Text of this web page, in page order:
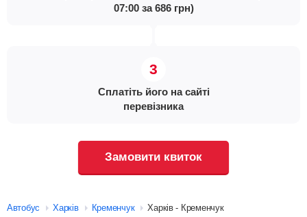
07:00 за 686 грн)
Сплатіть його на сайті
перевізника
Замовити квиток
Автобус Харків Кременчук
Харків - Кременчук